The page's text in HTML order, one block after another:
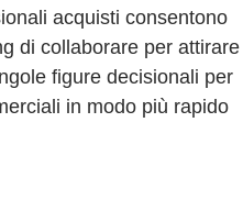
acquisti consentono
di collaborare per attirare
figure decisionali per
in modo più rapido